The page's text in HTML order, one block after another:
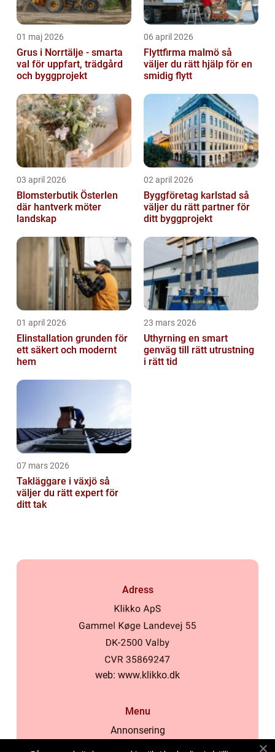
01 maj 2026
Grus i Norrtälje - smarta
val för uppfart, trädgård
och byggprojekt
06 april 2026
Flyttfirma malmö så
väljer du rätt hjälp för en
smidig flytt
03 april 2026
Blomsterbutik Österlen
där hantverk möter
landskap
02 april 2026
Byggföretag karlstad så
väljer du rätt partner för
ditt byggprojekt
01 april 2026
Elinstallation grunden för
ett säkert och modernt
hem
23 mars 2026
Uthyrning en smart
genväg till rätt utrustning
i rätt tid
07 mars 2026
Takläggare i växjö så
väljer du rätt expert för
ditt tak
Adress
web: www.klikko.dk
Menu
Annonsering